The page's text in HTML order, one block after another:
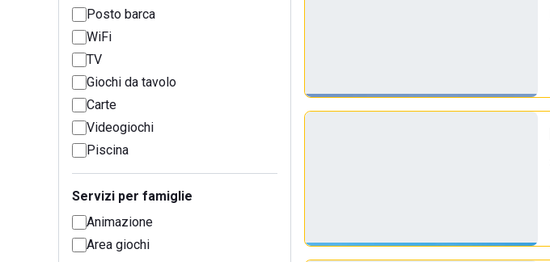
Posto barca
WiFi
TV
Giochi da tavolo
Carte
Videogiochi
Piscina
Servizi per famiglie
Animazione
Area giochi